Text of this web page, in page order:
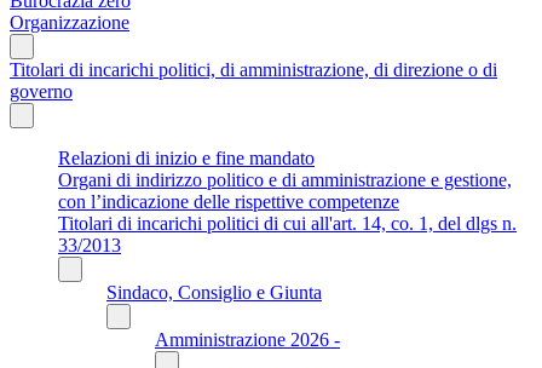
Organizzazione
Titolari di incarichi politici, di amministrazione, di direzione o di
governo
Relazioni di inizio e fine mandato
Organi di indirizzo politico e di amministrazione e gestione,
con l’indicazione delle rispettive competenze
Titolari di incarichi politici di cui all'art. 14, co. 1, del dlgs n.
33/2013
Sindaco, Consiglio e Giunta
Amministrazione 2026 -